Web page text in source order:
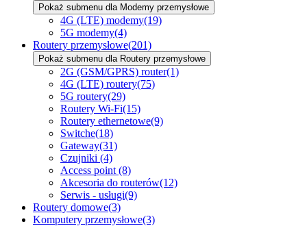
Pokaż submenu dla Modemy przemysłowe
4G (LTE) modemy(19)
5G modemy(4)
Routery przemysłowe(201)
Pokaż submenu dla Routery przemysłowe
2G (GSM/GPRS) router(1)
4G (LTE) routery(75)
5G routery(29)
Routery Wi-Fi(15)
Routery ethernetowe(9)
Switche(18)
Gateway(31)
Czujniki (4)
Access point (8)
Akcesoria do routerów(12)
Serwis - usługi(9)
Routery domowe(3)
Komputery przemysłowe(3)